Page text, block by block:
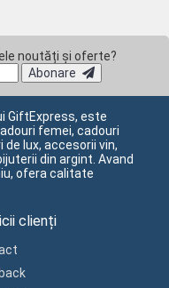
noutăți și oferte?
Abonare
GiftExpress, este
femei, cadouri
lux, accesorii vin,
din argint. Avand
ofera calitate
clienți